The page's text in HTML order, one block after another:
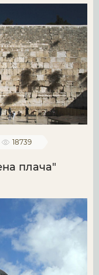
18739
плача"